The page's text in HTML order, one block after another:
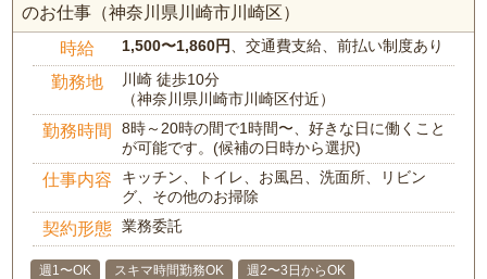
のお仕事（神奈川県川崎市川崎区）
時給 1,500〜1,860円 、交通費支給、前払い制度あり
勤務地
川崎 徒歩10分
（神奈川県川崎市川崎区付近）
勤務時間
8時～20時の間で1時間〜、好きな日に働くこと
が可能です。(候補の日時から選択)
仕事内容
キッチン、トイレ、お風呂、洗面所、リビン
グ、その他のお掃除
契約形態 業務委託
週1〜OK スキマ時間勤務OK
週2〜3日からOK